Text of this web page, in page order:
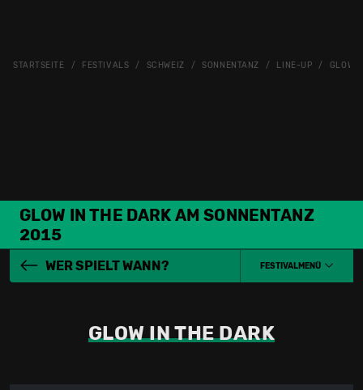
STARTSEITE FESTIVALS SCHWEIZ SONNENTANZ LINE-UP GLOW
GLOW IN THE DARK AM SONNENTANZ
2015
WER SPIELT WANN? FESTIVALMENÜ
GLOW IN THE DARK